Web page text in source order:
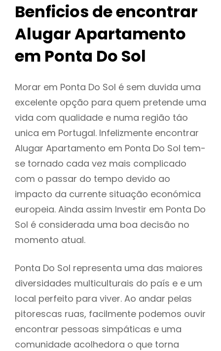
Benficios de encontrar
Alugar Apartamento
em Ponta Do Sol
Morar em Ponta Do Sol é sem duvida uma
excelente opção para quem pretende uma
vida com qualidade e numa região táo
unica em Portugal. Infelizmente encontrar
Alugar Apartamento em Ponta Do Sol tem-
se tornado cada vez mais complicado
com o passar do tempo devido ao
impacto da currente situação económica
europeia. Ainda assim Investir em Ponta Do
Sol é considerada uma boa decisão no
momento atual.
Ponta Do Sol representa uma das maiores
diversidades multiculturais do país e e um
local perfeito para viver. Ao andar pelas
pitorescas ruas, facilmente podemos ouvir
encontrar pessoas simpáticas e uma
comunidade acolhedora o que torna